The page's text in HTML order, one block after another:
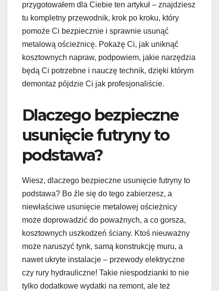
przygotowałem dla Ciebie ten artykuł – znajdziesz
tu kompletny przewodnik, krok po kroku, który
pomoże Ci bezpiecznie i sprawnie usunąć
metalową ościeżnicę. Pokażę Ci, jak uniknąć
kosztownych napraw, podpowiem, jakie narzędzia
będą Ci potrzebne i nauczę technik, dzięki którym
demontaż pójdzie Ci jak profesjonaliście.
Dlaczego bezpieczne
usunięcie futryny to
podstawa?
Wiesz, dlaczego bezpieczne usunięcie futryny to
podstawa? Bo źle się do tego zabierzesz, a
niewłaściwe usunięcie metalowej ościeżnicy
może doprowadzić do poważnych, a co gorsza,
kosztownych uszkodzeń ściany. Ktoś nieuważny
może naruszyć tynk, samą konstrukcję muru, a
nawet ukryte instalacje – przewody elektryczne
czy rury hydrauliczne! Takie niespodzianki to nie
tylko dodatkowe wydatki na remont, ale też